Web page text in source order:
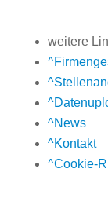
weitere
^
^
^
^News
^Kontakt
^Cookie-